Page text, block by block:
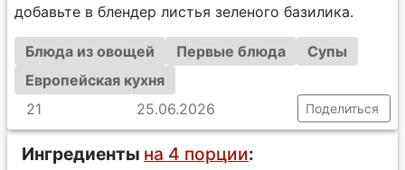
добавьте в блендер листья зеленого базилика.
Блюда из овощей Первые блюда
Супы
Европейская кухня
21
25.06.2026 Поделиться
Ингредиенты на 4 порции: